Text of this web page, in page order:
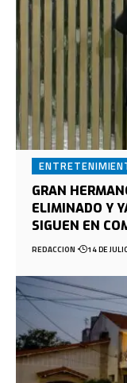
GRAN
ELIMINADO Y
SIGUEN EN
REDACCION 14 DE